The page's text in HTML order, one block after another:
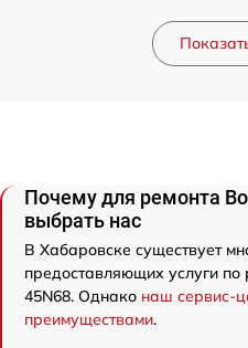
Почему для ремонта
выбрать нас
В Хабаровске существует
предоставляющих услуги по
45N68. Однако наш сервис-
преимуществами.